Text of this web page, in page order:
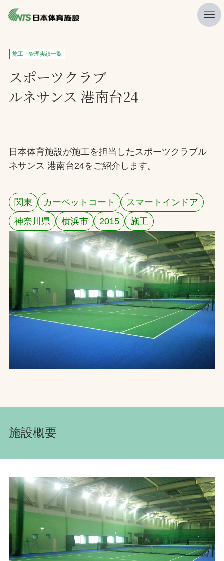
私たちの強み
ニュース
プレスリリース
施工・管理実績一覧
会社概要
採用情報
お問合せ
お取引先の皆様へ
プライバシーポリシー
ソーシャルメディアポリシー
InstagramFacebook
施工・管理実績一覧
スポーツクラブ
ルネサンス 港南台24
日本体育施設が施工を担当したスポーツクラブル
ネサンス 港南台24をご紹介します。
関東 カーペットコート
スマートインドア
神奈川県
横浜市 2015 施工
施設概要